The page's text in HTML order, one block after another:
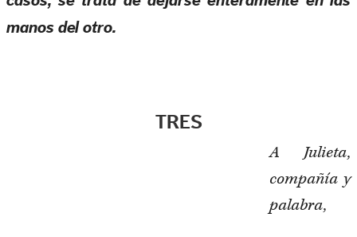
manos del otro.
TRES
A Julieta,
compañía y
palabra,